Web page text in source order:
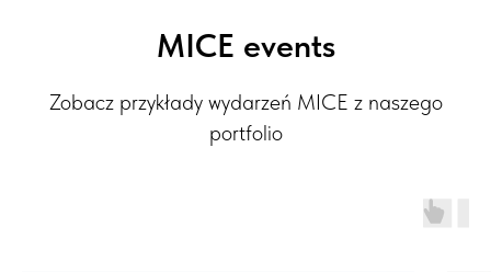
MICE events
Zobacz przykłady wydarzeń MICE z naszego
portfolio